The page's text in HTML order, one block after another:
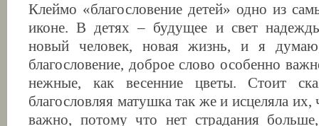
Клеймо «благословение детей» одно из
иконе. В детях – будущее и свет
новый человек, новая жизнь, и я
благословение, доброе слово особенно
нежные, как весенние цветы. Стоит
благословляя матушка так же и исцеляла их,
важно, потому что нет страдания